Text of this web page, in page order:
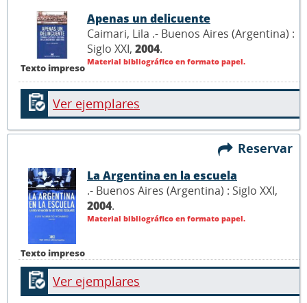
Texto impreso
Apenas un delicuente
Caimari, Lila .- Buenos Aires (Argentina) :
Siglo XXI, 2004.
Material bibliográfico en formato papel.
Ver ejemplares
Reservar
Texto impreso
La Argentina en la escuela
.- Buenos Aires (Argentina) : Siglo XXI,
2004.
Material bibliográfico en formato papel.
Ver ejemplares